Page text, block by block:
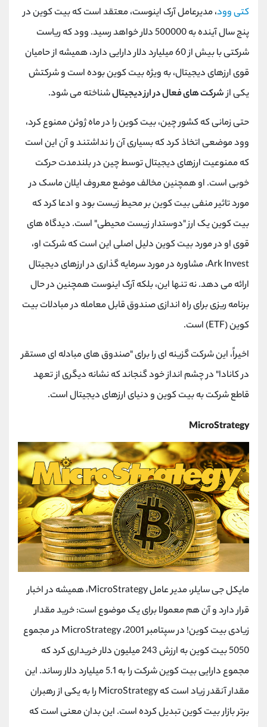
کتی وود، مدیرعامل آرک اینوست، معتقد است که بیت کوین در
پنج سال آینده به 500000 دلار خواهد رسید. وود که ریاست
شرکتی با بیش از 60 میلیارد دلار دارایی دارد، همیشه از حامیان
قوی ارزهای دیجیتال، به ویژه بیت کوین بوده است و شرکتش
یکی ازشرکت های فعال در ارز دیجیتالشناخته می شود.
حتی زمانی که کشور چین، بیت کوین را در ماه ژوئن ممنوع کرد،
وود موضعی اتخاذ کرد که بسیاری آن را نداشتند و آن این است
که ممنوعیت ارزهای دیجیتال توسط چین در بلندمدت حرکت
خوبی است. او همچنین مخالف موضع معروف ایلان ماسک در
مورد تاثیر منفی بیت کوین بر محیط زیست بود و ادعا کرد که
بیت کوین یک ارز "دوستدار زیست محیطی" است. دیدگاه های
قوی او در مورد بیت کوین دلیل اصلی این است که شرکت او،
Ark Invest، مشاوره در مورد سرمایه گذاری در ارزهای دیجیتال
ارائه می دهد. نه تنها این، بلکه آرک اینوست همچنین در حال
برنامه ریزی برای راه اندازی صندوق قابل معامله در مبادلات بیت
کوین (ETF) است.
اخیراً، این شرکت گزینه ای را برای "صندوق های مبادله ای مستقر
در کانادا" در چشم انداز خود گنجاند که نشانه دیگری از تعهد
قاطع شرکت به بیت کوین و دنیای ارزهای دیجیتال است.
MicroStrategy
مایکل جی سایلر، مدیر عاملMicroStrategy، همیشه در اخبار
قرار دارد و آن هم معمولا برای یک موضوع است: خرید مقدار
زیادی بیت کوین! در سپتامبر 2001،
MicroStrategy در مجموع
5050 بیت کوین به ارزش 243 میلیون دلار خریداری کرد که
مجموع دارایی بیت کوین شرکت را به 5.1 میلیارد دلار رساند. این
مقدار آنقدر زیاد است کهMicroStrategy را به یکی از رهبران
برتر بازار بیت کوین تبدیل کرده است. این بدان معنی است که